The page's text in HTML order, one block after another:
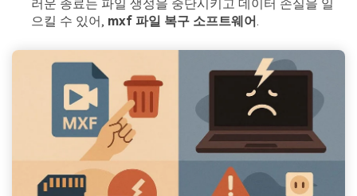
러운 종료는 파일 생성을 중단시키고 데이터 손실을 일
으킬 수 있어, mxf 파일 복구 소프트웨어.